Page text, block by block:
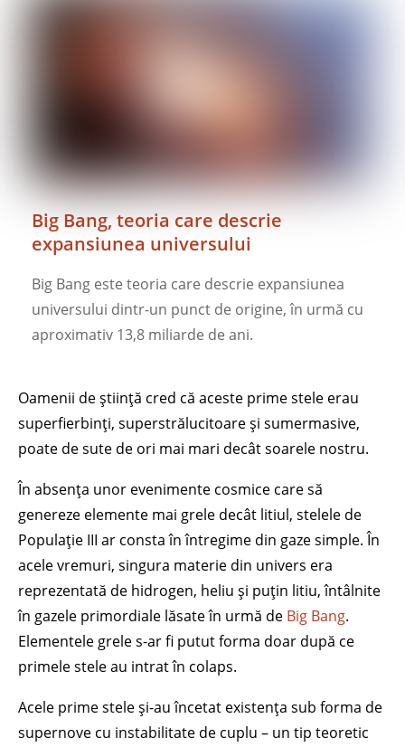
Big Bang, teoria care descrie
expansiunea universului
Big Bang este teoria care descrie expansiunea
universului dintr-un punct de origine, în urmă cu
aproximativ 13,8 miliarde de ani.
Oamenii de știință cred că aceste prime stele erau
superfierbinți, superstrălucitoare și sumermasive,
poate de sute de ori mai mari decât soarele nostru.
În absența unor evenimente cosmice care să
genereze elemente mai grele decât litiul, stelele de
Populație III ar consta în întregime din gaze simple. În
acele vremuri, singura materie din univers era
reprezentată de hidrogen, heliu și puțin litiu, întâlnite
în gazele primordiale lăsate în urmă de Big Bang.
Elementele grele s-ar fi putut forma doar după ce
primele stele au intrat în colaps.
Acele prime stele și-au încetat existența sub forma de
supernove cu instabilitate de cuplu – un tip teoretic